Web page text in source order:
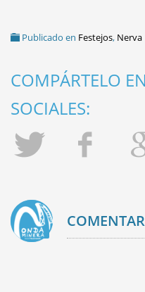
Publicado en Festejos, Nerva
COMPÁRTELO
SOCIALES: